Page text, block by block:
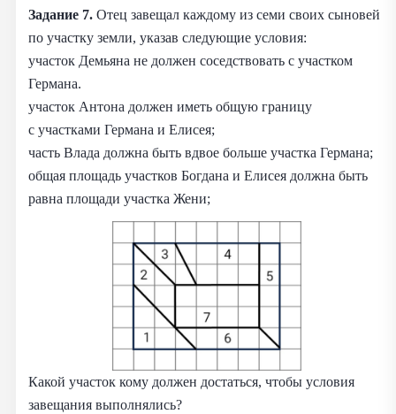
Задание 7. Отец завещал каждому из семи своих сыновей
по участку земли, указав следующие условия:
участок Демьяна не должен соседствовать с участком
Германа.
участок Антона должен иметь общую границу
с участками Германа и Елисея;
часть Влада должна быть вдвое больше участка Германа;
общая площадь участков Богдана и Елисея должна быть
равна площади участка Жени;
Какой участок кому должен достаться, чтобы условия
завещания выполнялись?